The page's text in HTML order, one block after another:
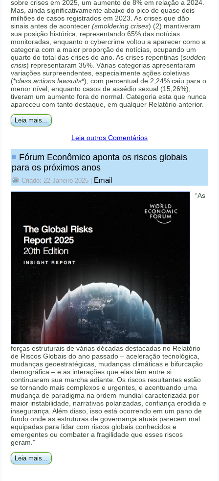
sobre crises em 2025, um aumento de 8% em relação a 2024.
Mas, ainda significativamente abaixo do pico de quase dois
milhões de casos registrados em 2023. As crises que dão
sinais antes de acontecer(smoldering crises) (2) mantiveram
sua posição histórica, representando 65% das notícias
monitoradas, enquanto o cybercrime voltou a aparecer como a
categoria com a maior proporção de notícias, ocupando um
quarto do total das crises do ano. As crises repentinas (sudden
crisis) representaram 35%. Várias categorias apresentaram
variações surpreendentes, especialmente ações coletivas
(*class actions lawsuits*), com percentual de 2,24% caiu para o
menor nível; enquanto casos de assédio sexual (15,26%),
tiveram um aumento fora do normal. Categoria esta que nunca
apareceu com tanto destaque, em qualquer Relatório anterior.
Leia mais...
Leia outros Comentários
Fórum Econômico aponta os riscos globais
para os próximos anos
Criado: 22 Janeiro 2025 Email
“As
forças estruturais de várias décadas destacadas no Relatório
de Riscos Globais do ano passado – aceleração tecnológica,
mudanças geoestratégicas, mudanças climáticas e bifurcação
demográfica – e as interações que elas têm entre si
continuaram sua marcha adiante. Os riscos resultantes estão
se tornando mais complexos e urgentes, e acentuando uma
mudança de paradigma na ordem mundial caracterizada por
maior instabilidade, narrativas polarizadas, confiança erodida e
insegurança. Além disso, isso está ocorrendo em um pano de
fundo onde as estruturas de governança atuais parecem mal
equipadas para lidar com riscos globais conhecidos e
emergentes ou combater a fragilidade que esses riscos
geram.”
Leia mais...